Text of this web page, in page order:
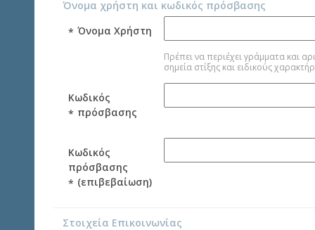
Όνομα χρήστη και κωδικός πρόσβασης
Όνομα Χρήστη
*
Πρέπει να περιέχει γράμματα και αριθμούς
Κωδικός
πρόσβασης
*
Κωδικός
πρόσβασης
(επιβεβαίωση)
*
Στοιχεία Επικοινωνίας